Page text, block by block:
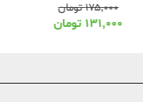
۱۷۵,۰۰۰تومان
۱۳۱,۰۰۰تومان